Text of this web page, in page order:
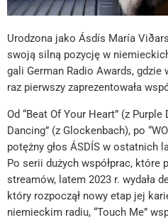
Urodzona jako Ásdís María
swoją silną pozycję w
gali German Radio Awards,
raz pierwszy zaprezentowała
Od “Beat Of Your Heart” (z
Dancing” (z Glockenbach), po
potężny głos ÁSDÍS w ostatnich
Po serii dużych współprac, które
streamów, latem 2023 r. wydała
który rozpoczął nowy etap jej
niemieckim radiu, “Touch Me”